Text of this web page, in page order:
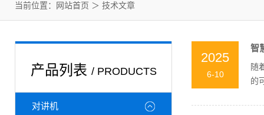
当前位置： 网站首页 ＞ 技术文章
产品列表 / PRODUCTS
对讲机
2025
6-10
智
随
的